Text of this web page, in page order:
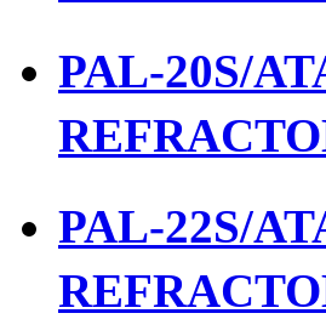
PAL-20S/
PAL-22S/